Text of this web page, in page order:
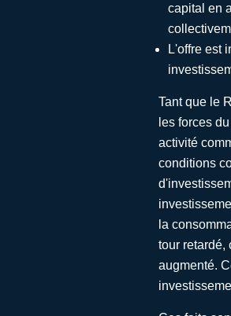
capital en
L'offre est
Tant que le
les forces
activité
conditions
la
tour retardé,
augmenté.